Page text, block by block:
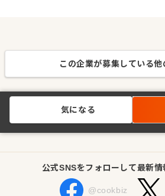
この企業が募集している他
気になる
公式SNSをフォローして最新情
@cookbiz